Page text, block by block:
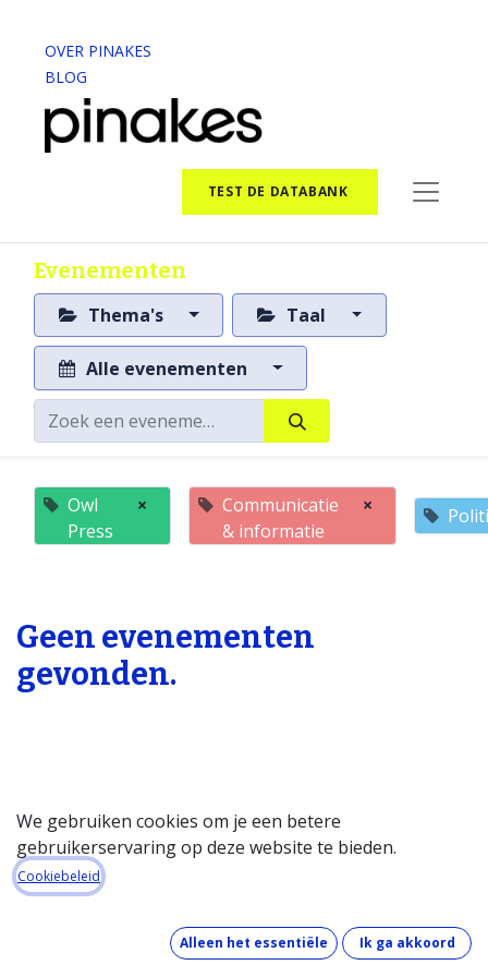
OVER PINAKES
BLOG
TEST DE DATABANK
Evenementen
Thema's Taal
Alle evenementen
Owl
Press
×
Communicatie
& informatie
×
Geen evenementen
gevonden.
Startpagina
Over de databank
Wat kost de databank?
Hoe werkt de databank?
We gebruiken cookies om je een betere
gebruikerservaring op deze website te bieden.
Cookiebeleid
Alleen het essentiële Ik ga akkoord